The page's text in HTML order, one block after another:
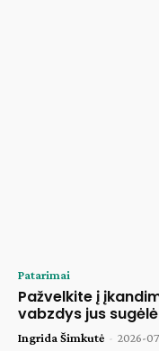
Patarimai
Pažvelkite į
vabzdys jus sugėlė
Ingrida Šimkutė - 2026-